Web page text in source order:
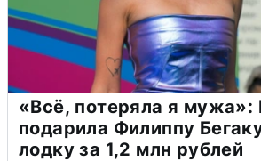
«Всё, потеряла я мужа»:
подарила Филиппу
лодку за 1,2 млн рублей